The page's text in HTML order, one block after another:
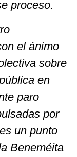
proceso.
el ánimo
sobre
en
paro
por
un punto
Beneméita